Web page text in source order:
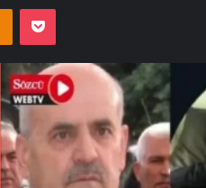
Odnoklassniki
Pocket